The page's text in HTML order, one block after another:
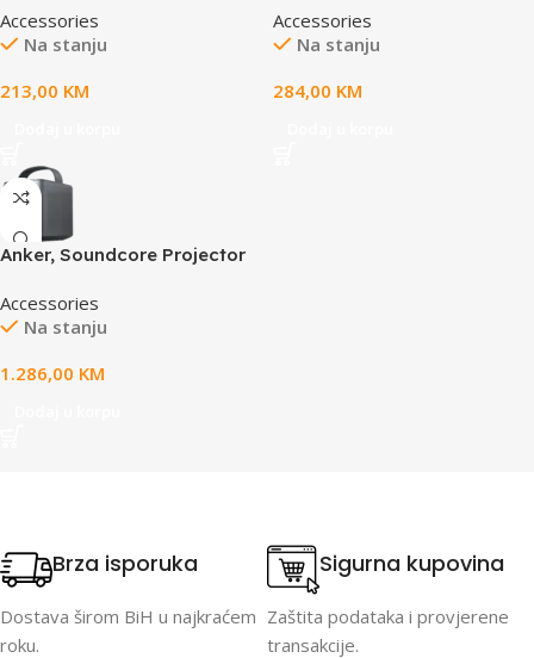
Camera and Photo Printer
Accessories
Na stanju
213,00 KM
Accessories
Na stanju
284,00 KM
Anker, Soundcore Projector
Accessories
Na stanju
1.286,00 KM
Brza isporuka
Dostava širom BiH u najkraćem
roku.
Sigurna kupovina
Zaštita podataka i provjerene
transakcije.